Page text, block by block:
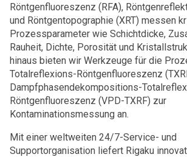
Röntgenfluoreszenz (RFA),
und Röntgentopographie (XRT) messen
Prozessparameter wie Schichtdicke,
Rauheit, Dichte, Porosität und
hinaus bieten wir Werkzeuge für die
Totalreflexions-Röntgenfluoreszenz
Dampfphasendekompositions-
Röntgenfluoreszenz (VPD-TXRF) zur
Kontaminationsmessung an.
Mit einer weltweiten 24/7-Service- und
Supportorganisation liefert Rigaku